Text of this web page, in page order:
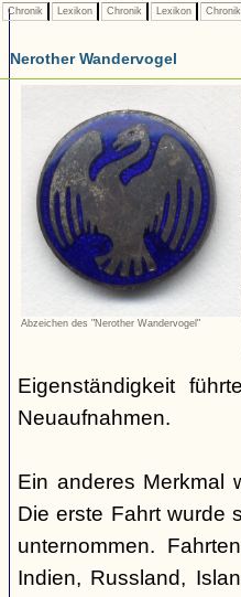
Chronik Lexikon Chronik Lexikon Chronik
Nerother Wandervogel
Abzeichen des "Nerother Wandervogel"
Eigenständigkeit
Neuaufnahmen.
Ein anderes Merkmal
Die erste Fahrt wurde
unternommen.
Indien, Russland,